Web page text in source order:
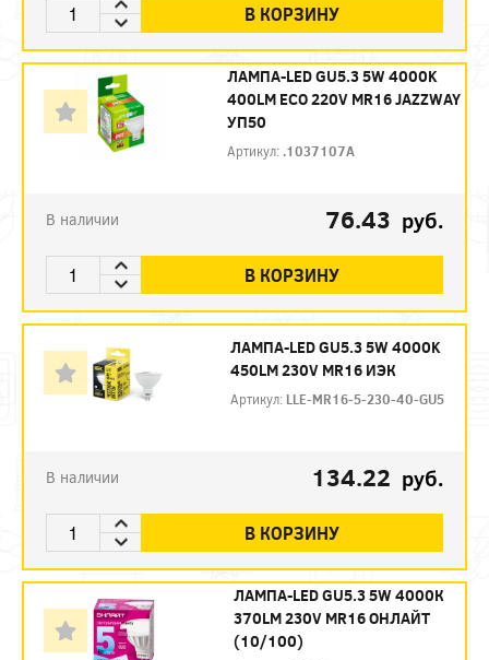
В КОРЗИНУ
ЛАМПА-LED GU5.3 5W 4000K
400LM ECO 220V MR16 JAZZWAY
УП50
Артикул: .1037107A
В наличии 76.43 руб.
В КОРЗИНУ
ЛАМПА-LED GU5.3 5W 4000K
450LM 230V MR16 ИЭК
Артикул: LLE-MR16-5-230-40-GU5
В наличии 134.22 руб.
В КОРЗИНУ
ЛАМПА-LED GU5.3 5W 4000К
370LM 230V MR16 ОНЛАЙТ
(10/100)